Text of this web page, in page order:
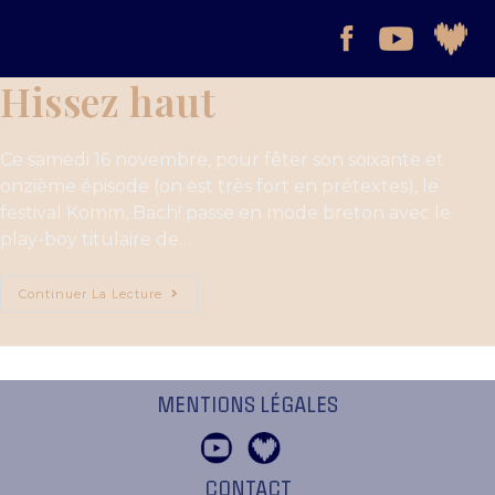
Hissez haut
Ce samedi 16 novembre, pour fêter son soixante et
onzième épisode (on est très fort en prétextes), le
festival Komm, Bach! passe en mode breton avec le
play-boy titulaire de…
Continuer La Lecture
MENTIONS LÉGALES
CONTACT